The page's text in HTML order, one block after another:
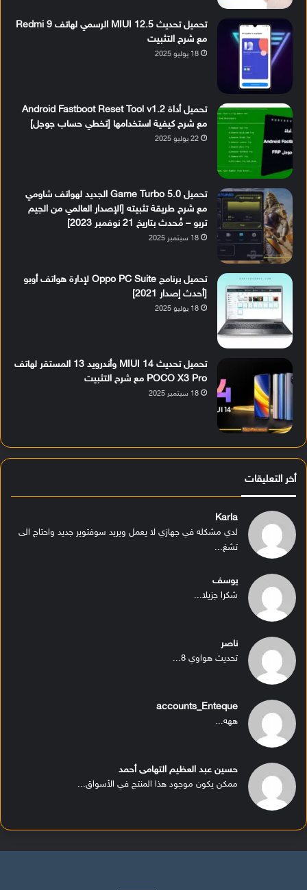
تحميل تحديث MIUI 12.5 الرسمي لهاتف Redmi 9
مع شرح التثبيت
18 يوليو 2025
تحميل أداة Android Fastboot Reset Tool v1.2
مع شرح كيفية استخدامها [تخطي حساب جوجل]
22 يوليو 2025
تحميل Game Turbo 5.0 الجديد لهواتف شاومي
مع شرح طريقة تثبيته [الإصدار العالمي من الجيم
تربو – مُحدث بتاريخ 21 نوفمبر 2023]
18 سبتمبر 2025
تحميل برنامج Oppo PC Suite لإدارة هواتف أوبو
[أحدث إصدار 2021]
18 يوليو 2025
تحميل تحديث MIUI 14 وأندرويد 13 المستقر لهاتف
POCO X3 Pro مع شرح التثبيت
18 سبتمبر 2025
أخر التعليقات
Karla
لدي مشكله في جهازي لا يعمل ويريد سوفتوير جديد واحتاج الى
تشغ...
يوسف
شكرا جزيلا...
ناصر
تحديث هواوي 8...
accounts_Enteque
ههه...
حسين عبد العظيم التهامى أحمد
ممكن يكون موجود هذا المنتج في الأسواق...